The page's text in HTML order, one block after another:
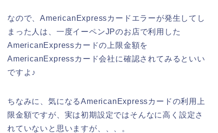
なので、AmericanExpressカードエラーが発生してし
まった人は、一度イーペンJPのお店で利用した
AmericanExpressカードの上限金額を
AmericanExpressカード会社に確認されてみるといい
ですよ♪
ちなみに、気になるAmericanExpressカードの利用上
限金額ですが、実は初期設定ではそんなに高く設定さ
れていないと思いますが、、、。